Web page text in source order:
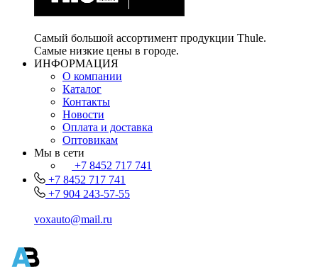
Самый большой ассортимент продукции Thule.
Самые низкие цены в городе.
ИНФОРМАЦИЯ
О компании
Каталог
Контакты
Новости
Оплата и доставка
Оптовикам
Мы в сети
+7 8452 717 741
+7 8452 717 741
+7 904 243-57-55
voxauto@mail.ru